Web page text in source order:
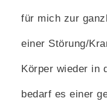
für mich zur
einer Störung/
Körper wieder in
bedarf es einer